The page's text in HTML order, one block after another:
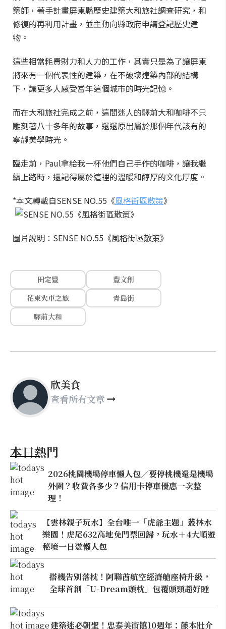
築師，著手計畫屏東縣歷史建築大和旅社調查研究，和
修復的再利用計畫，並主動向縣政府申請登記歷史建
物。
這些相當耗費財力和人力的工作，其實只是為了讓屏東
將來有一個代表性的建築，在不破壞建築內部的結構
下，讓更多人感受當年這個城市的時光記憶。
而在大和旅社完成之前，這間迷人的驛前大和咖啡不只
雕刻著八十多年的故事，還還原出屬於那個年代該有的
寧靜美學時光。
臨走前，Paul拿給我一杯他們自己手作的咖啡，讓我繼
續上路時，還記得屬於這裡的溫暖和醇厚的文化厚度。
*本文轉載自SENSE NO.55《風格街區散策》
圖片說明：SENSE NO.55《風格街區散策》
田定豐
豐文創
花東火車之旅
青島街
驛前大和
欣美食
查看所有文章
本日熱門
2026桃園機場停車懶人包／要停桃機還是機場
外圍？收費各多少？信用卡停車優惠一次整
理！
【雲林親子玩水】全台唯一「虎爺主題」叢林水
樂園！虎尾632高地免門票回歸，玩水＋4大順遊
秘境一日遊懶人包
搭機告別落枕！阿聯酋航空經濟艙座椅升級，
全球首創「U-Dream頭枕」包覆頭頸超好睡
建築迷必朝聖！忠泰美術館10週年：藤本壯介